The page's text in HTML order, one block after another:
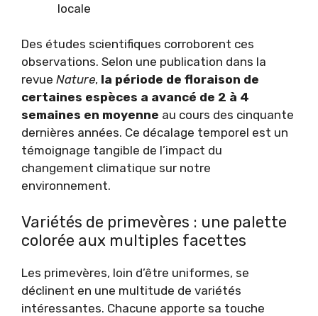
locale
Des études scientifiques corroborent ces
observations. Selon une publication dans la
revue Nature, la période de floraison de
certaines espèces a avancé de 2 à 4
semaines en moyenne au cours des cinquante
dernières années. Ce décalage temporel est un
témoignage tangible de l’impact du
changement climatique sur notre
environnement.
Variétés de primevères : une palette
colorée aux multiples facettes
Les primevères, loin d’être uniformes, se
déclinent en une multitude de variétés
intéressantes. Chacune apporte sa touche